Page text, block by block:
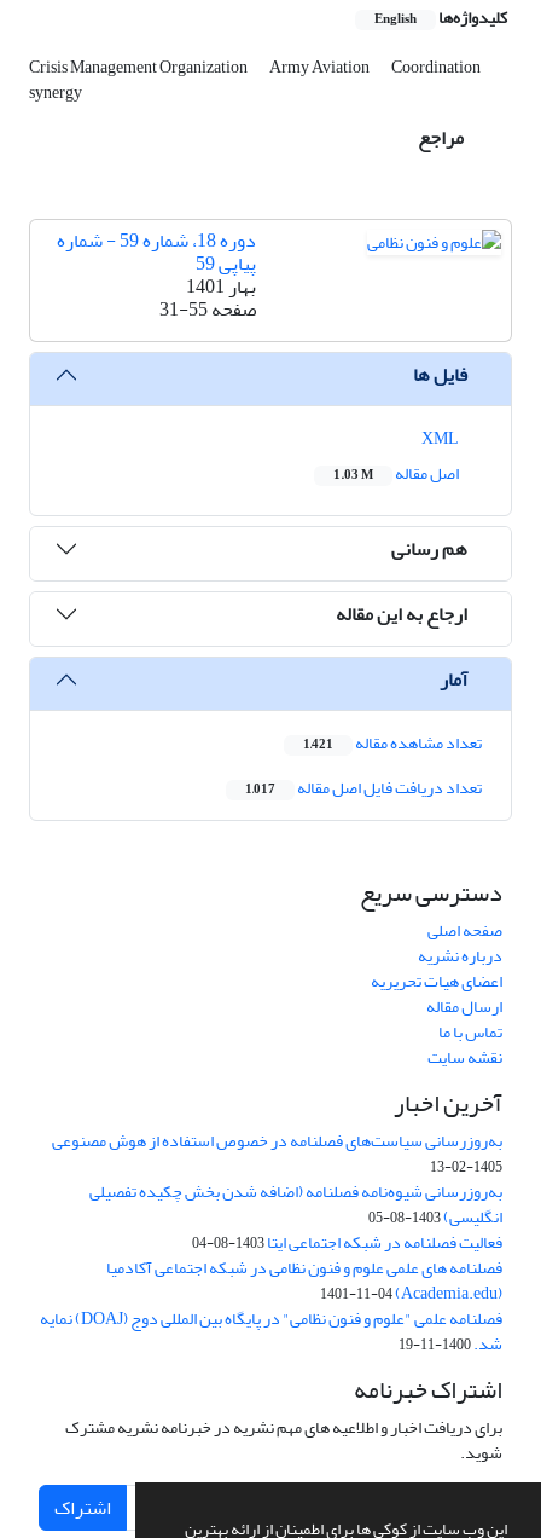
این وب سایت از کوکی ها برای اطمینان از ارائه بهترین
کلیدواژه‌ها English
Crisis Management Organization Army Aviation Coordination
synergy
مراجع
دوره 18، شماره 59 - شماره
پیاپی 59
بهار 1401
صفحه31-55
فایل ها
اصل مقاله
1.03 M
هم رسانی
ارجاع به این مقاله
آمار
تعداد مشاهده مقاله 1,421
تعداد دریافت فایل اصل مقاله 1,017
دسترسی سریع
صفحه اصلی
درباره نشریه
اعضای هیات تحریریه
ارسال مقاله
تماس با ما
نقشه سایت
آخرین اخبار
به‌روزرسانی سیاست‌های فصلنامه در خصوص استفاده از هوش مصنوعی
1405-02-13
به‌روزرسانی شیوه‌نامه فصلنامه (اضافه شدن بخش چکیده تفصیلی
انگلیسی)1403-08-05
فعالیت فصلنامه در شبکه اجتماعی ایتا1403-08-04
فصلنامه های علمی علوم و فنون نظامی در شبکه اجتماعی آکادمیا
(Academia.edu)
1401-11-04
فصلنامه علمی "علوم و فنون نظامی" در پایگاه بین المللی دوج (DOAJ) نمایه
شد.1400-11-19
اشتراک خبرنامه
برای دریافت اخبار و اطلاعیه های مهم نشریه در خبرنامه نشریه مشترک
شوید.
اشتراک